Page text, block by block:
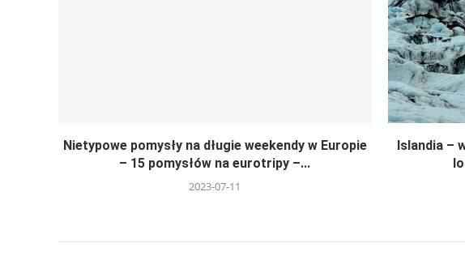
Nietypowe pomysły na długie weekendy w Europie
– 15 pomysłów na eurotripy –...
2023-07-11
Islandia –